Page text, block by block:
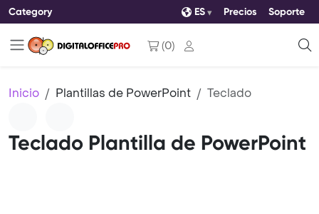
Category ES Precios Soporte
(0)
Inicio Plantillas de PowerPoint Teclado
Teclado Plantilla de PowerPoint